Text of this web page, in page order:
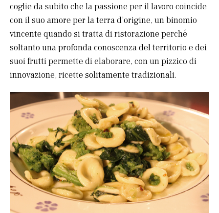
coglie da subito che la passione per il lavoro coincide
con il suo amore per la terra d’origine, un binomio
vincente quando si tratta di ristorazione perché
soltanto una profonda conoscenza del territorio e dei
suoi frutti permette di elaborare, con un pizzico di
innovazione, ricette solitamente tradizionali.